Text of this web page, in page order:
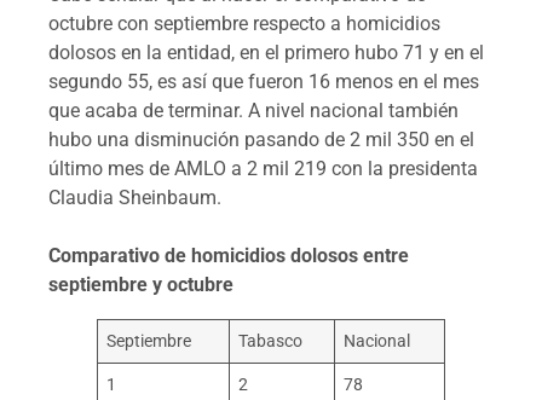
octubre con septiembre respecto a homicidios
dolosos en la entidad, en el primero hubo 71 y en el
segundo 55, es así que fueron 16 menos en el mes
que acaba de terminar. A nivel nacional también
hubo una disminución pasando de 2 mil 350 en el
último mes de AMLO a 2 mil 219 con la presidenta
Claudia Sheinbaum.
Comparativo de homicidios dolosos entre
septiembre y octubre
Septiembre Tabasco Nacional
1 2 78